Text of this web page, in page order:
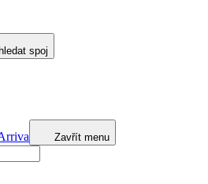
spoj
Zavřít menu